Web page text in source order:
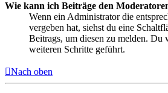
Wie kann ich Beiträge den
Wenn ein Administrator die
vergeben hat, siehst du eine
Beitrags, um diesen zu melden. Du
weiteren Schritte geführt.
Nach oben